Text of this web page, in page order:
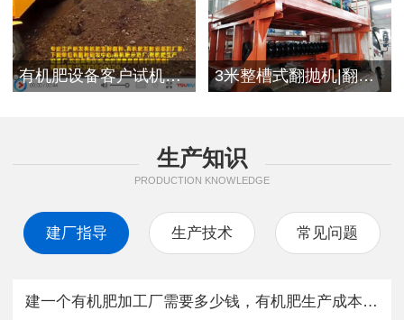
有机肥设备客户试机现场 3米整槽式翻抛机|翻堆机发往浙江客户
生产知识
PRODUCTION KNOWLEDGE
建厂指导 生产技术 常见问题
建一个有机肥加工厂需要多少钱，有机肥生产成本与利润如何？